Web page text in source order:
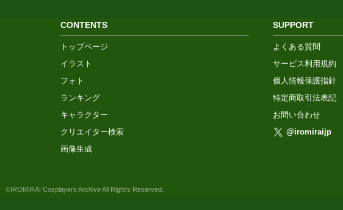
SUPPORT
よくある質問
サービス利用規約
個人情報保護指針
特定商取引法表記
お問い合わせ
@iromiraijp
CONTENTS
トップページ
イラスト
フォト
ランキング
キャラクター
クリエイター検索
画像生成
©IROMIRAI Cosplayers Archive All Right's Reserved.